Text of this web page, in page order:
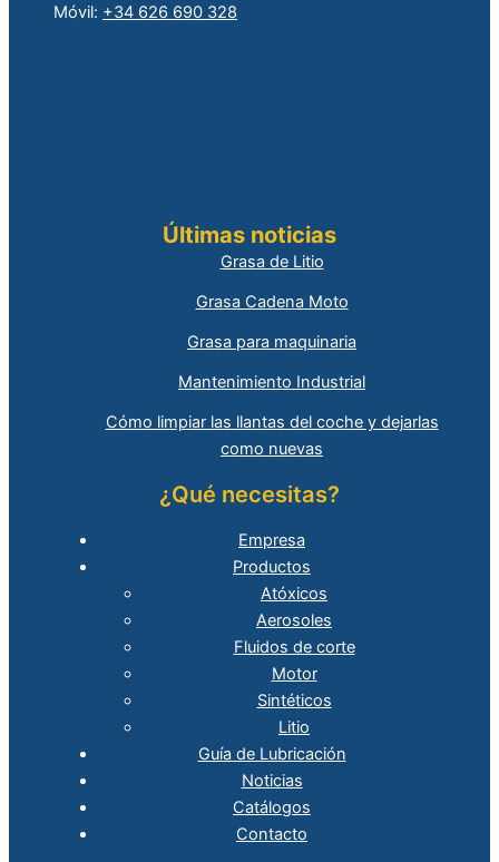
Móvil: +34 626 690 328
Últimas noticias
Grasa de Litio
Grasa Cadena Moto
Grasa para maquinaria
Mantenimiento Industrial
Cómo limpiar las llantas del coche y dejarlas
como nuevas
¿Qué necesitas?
Empresa
Productos
Atóxicos
Aerosoles
Fluidos de corte
Motor
Sintéticos
Litio
Guía de Lubricación
Noticias
Catálogos
Contacto